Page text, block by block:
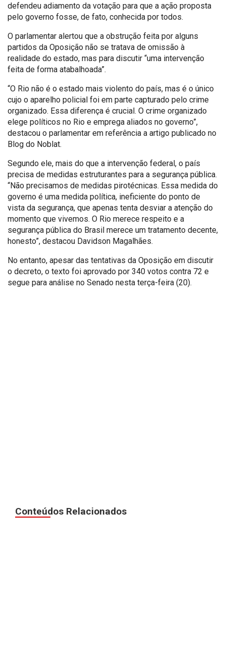
defendeu adiamento da votação para que a ação proposta
pelo governo fosse, de fato, conhecida por todos.
O parlamentar alertou que a obstrução feita por alguns
partidos da Oposição não se tratava de omissão à
realidade do estado, mas para discutir “uma intervenção
feita de forma atabalhoada”.
“O Rio não é o estado mais violento do país, mas é o único
cujo o aparelho policial foi em parte capturado pelo crime
organizado. Essa diferença é crucial. O crime organizado
elege políticos no Rio e emprega aliados no governo”,
destacou o parlamentar em referência a artigo publicado no
Blog do Noblat.
Segundo ele, mais do que a intervenção federal, o país
precisa de medidas estruturantes para a segurança pública.
“Não precisamos de medidas pirotécnicas. Essa medida do
governo é uma medida política, ineficiente do ponto de
vista da segurança, que apenas tenta desviar a atenção do
momento que vivemos. O Rio merece respeito e a
segurança pública do Brasil merece um tratamento decente,
honesto”, destacou Davidson Magalhães.
No entanto, apesar das tentativas da Oposição em discutir
o decreto, o texto foi aprovado por 340 votos contra 72 e
segue para análise no Senado nesta terça-feira (20).
Conteúdos Relacionados